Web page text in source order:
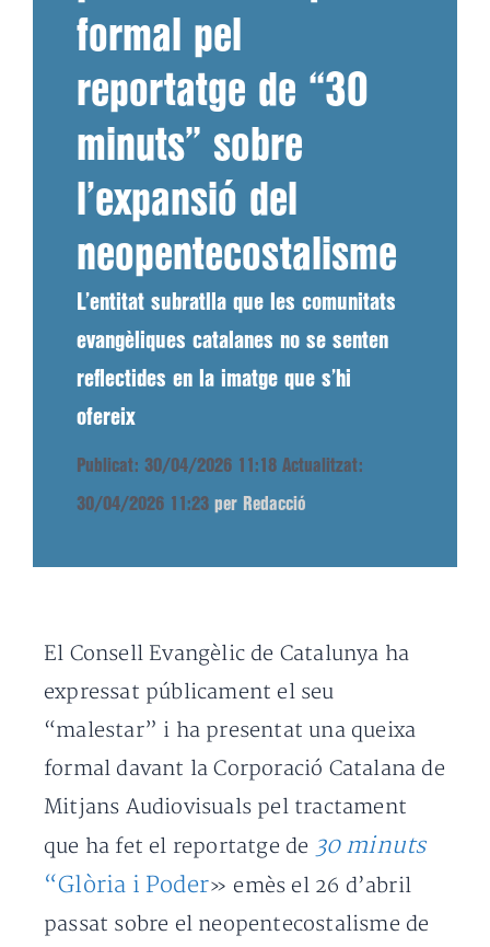
formal pel
reportatge de “30
minuts” sobre
l’expansió del
neopentecostalisme
L’entitat subratlla que les comunitats
evangèliques catalanes no se senten
reflectides en la imatge que s’hi
ofereix
Publicat: 30/04/2026 11:18 Actualitzat:
30/04/2026 11:23 per Redacció
El Consell Evangèlic de Catalunya ha
expressat públicament el seu
“malestar” i ha presentat una queixa
formal davant la Corporació Catalana de
Mitjans Audiovisuals pel tractament
que ha fet el reportatge de 30 minuts
“Glòria i Poder» emès el 26 d’abril
passat sobre el neopentecostalisme de